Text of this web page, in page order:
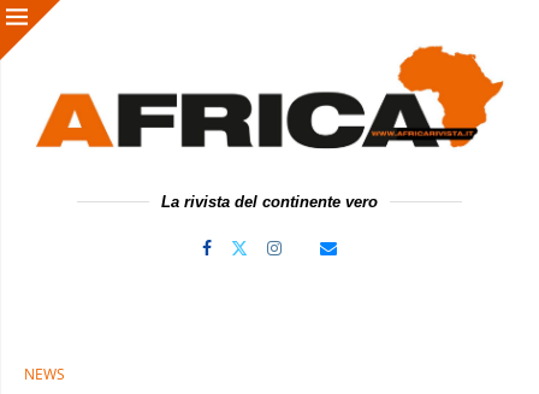
La rivista del continente vero
NEWS